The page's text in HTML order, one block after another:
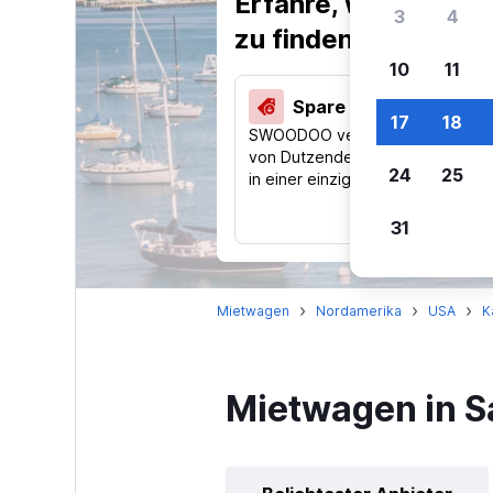
zu finden.
Spare 40 % und mehr
SWOODOO vergleicht Preise
von Dutzenden Reise-Websites
in einer einzigen Suche.
Mietwagen Nordamerika USA
Mietwagen in
3 4
10 11
17 18
24 25
31